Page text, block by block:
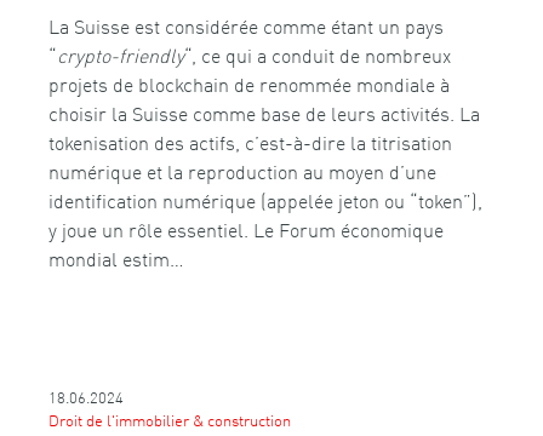
La Suisse est considérée comme étant un pays
“crypto-friendly“, ce qui a conduit de nombreux
projets de blockchain de renommée mondiale à
choisir la Suisse comme base de leurs activités. La
tokenisation des actifs, c’est-à-dire la titrisation
numérique et la reproduction au moyen d’une
identification numérique (appelée jeton ou “token”),
y joue un rôle essentiel. Le Forum économique
mondial estim…
18.06.2024
Droit de l'immobilier & construction